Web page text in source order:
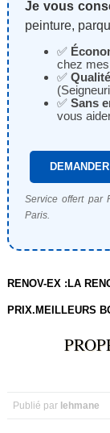
Je vous
peinture,
✅
chez
✅
✅ Sans
vous
Service offert par
Paris.
RENOV-EX :LA
PRIX.MEILLEURS
Publié par lehmane